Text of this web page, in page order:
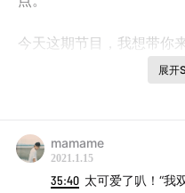
今天这期节目，我想带你
#背景音乐
– 想太多 – 张震岳
展开
mamame
2021.1.15
35:40 太可爱了叭！“我